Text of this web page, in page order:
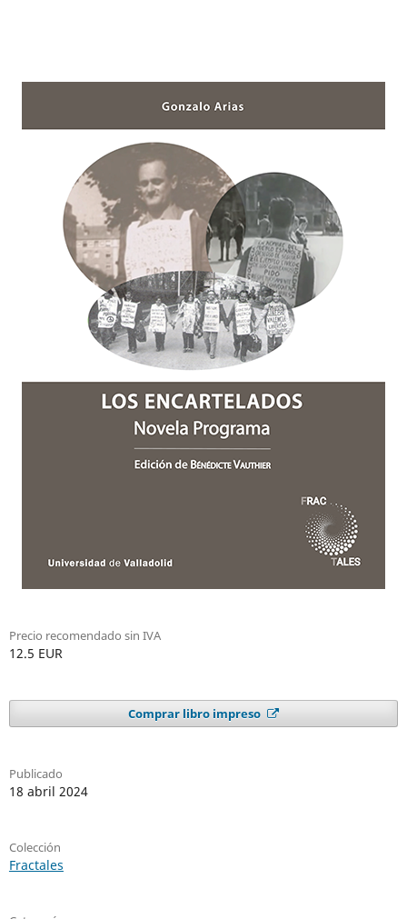
Precio recomendado sin IVA
12.5 EUR
Comprar libro impreso
Publicado
18 abril 2024
Colección
Fractales